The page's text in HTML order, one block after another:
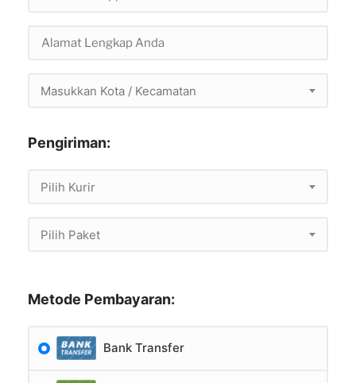
Masukkan Kota / Kecamatan
Pengiriman:
Pilih Kurir
Pilih Paket
Metode Pembayaran:
Bank Transfer